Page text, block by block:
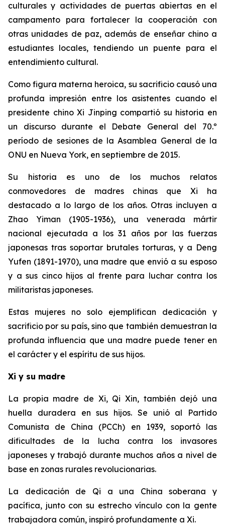
culturales y actividades de puertas abiertas en el
campamento para fortalecer la cooperación con
otras unidades de paz, además de enseñar chino a
estudiantes locales, tendiendo un puente para el
entendimiento cultural.
Como figura materna heroica, su sacrificio causó una
profunda impresión entre los asistentes cuando el
presidente chino Xi Jinping compartió su historia en
un discurso durante el Debate General del 70.º
período de sesiones de la Asamblea General de la
ONU en Nueva York, en septiembre de 2015.
Su historia es uno de los muchos relatos
conmovedores de madres chinas que Xi ha
destacado a lo largo de los años. Otras incluyen a
Zhao Yiman (1905-1936), una venerada mártir
nacional ejecutada a los 31 años por las fuerzas
japonesas tras soportar brutales torturas, y a Deng
Yufen (1891-1970), una madre que envió a su esposo
y a sus cinco hijos al frente para luchar contra los
militaristas japoneses.
Estas mujeres no solo ejemplifican dedicación y
sacrificio por su país, sino que también demuestran la
profunda influencia que una madre puede tener en
el carácter y el espíritu de sus hijos.
Xi y su madre
La propia madre de Xi, Qi Xin, también dejó una
huella duradera en sus hijos. Se unió al Partido
Comunista de China (PCCh) en 1939, soportó las
dificultades de la lucha contra los invasores
japoneses y trabajó durante muchos años a nivel de
base en zonas rurales revolucionarias.
La dedicación de Qi a una China soberana y
pacífica, junto con su estrecho vínculo con la gente
trabajadora común, inspiró profundamente a Xi.